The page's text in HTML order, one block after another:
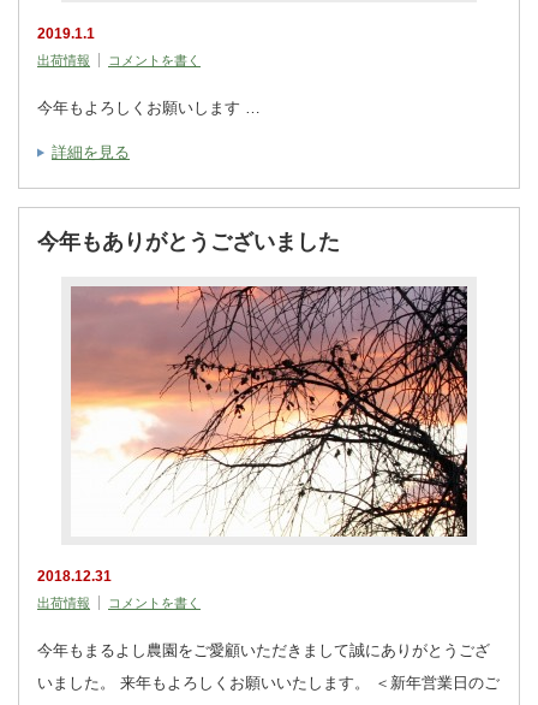
2019.1.1
出荷情報 コメントを書く
今年もよろしくお願いします …
詳細を見る
今年もありがとうございました
2018.12.31
出荷情報 コメントを書く
今年もまるよし農園をご愛顧いただきまして誠にありがとうござ
いました。 来年もよろしくお願いいたします。 ＜新年営業日のご